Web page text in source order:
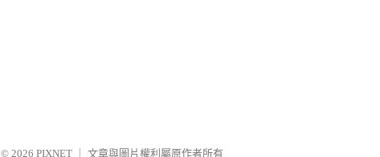
© 2026 PIXNET 文章與圖片權利屬原作者所有